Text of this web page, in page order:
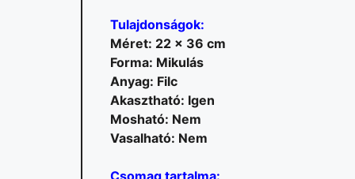
Tulajdonságok:
Méret: 22 x 36 cm
Forma: Mikulás
Anyag: Filc
Akasztható: Igen
Mosható: Nem
Vasalható: Nem